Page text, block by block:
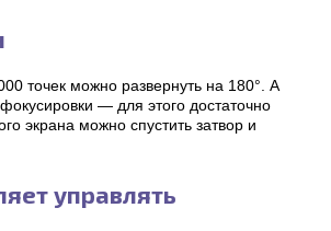
точек можно развернуть на 180°. А
— для этого достаточно
экрана можно спустить затвор и
управлять